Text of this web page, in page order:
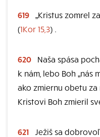
619
„Kristus zomrel
(1Kor 15,3) .
620
Naša spása
k nám, lebo Boh „nás
ako zmiernu obetu za
Kristovi Boh zmieril
621
Ježiš sa